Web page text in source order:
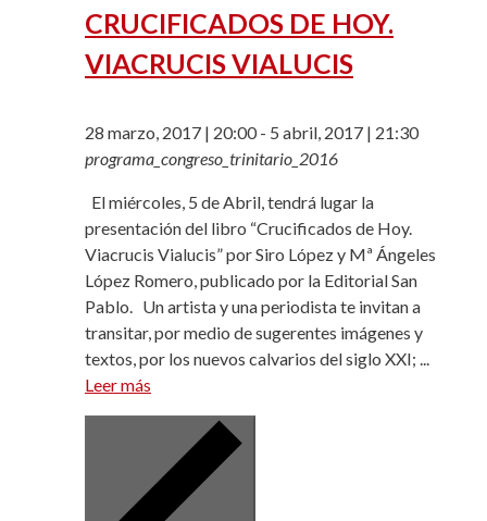
CRUCIFICADOS DE HOY.
VIACRUCIS VIALUCIS
28 marzo, 2017 | 20:00- 5 abril, 2017 | 21:30
programa_congreso_trinitario_2016
El miércoles, 5 de Abril, tendrá lugar la
presentación del libro “Crucificados de Hoy.
Viacrucis Vialucis” por Siro López y Mª Ángeles
López Romero, publicado por la Editorial San
Pablo. Un artista y una periodista te invitan a
transitar, por medio de sugerentes imágenes y
textos, por los nuevos calvarios del siglo XXI; ...
Leer más